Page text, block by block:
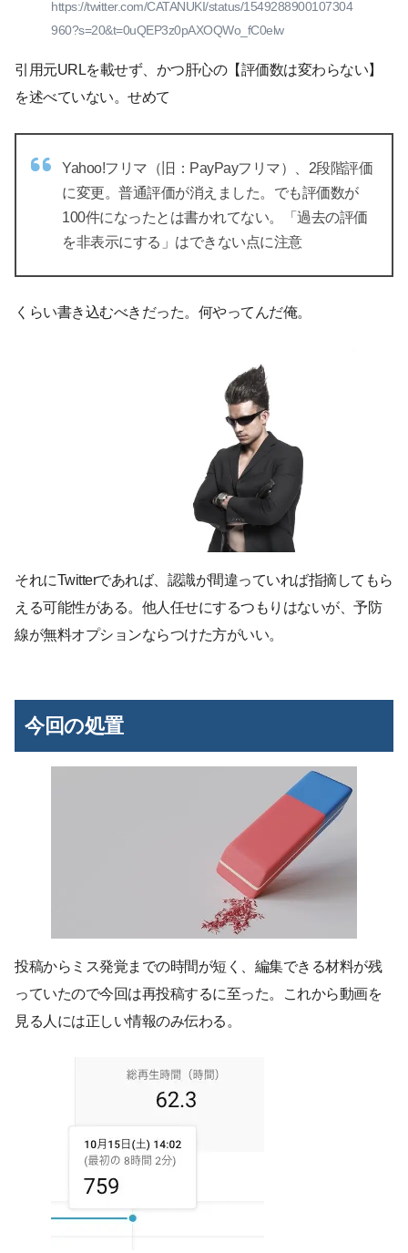
https://twitter.com/CATANUKI/status/1549288900107304
960?s=20&t=0uQEP3z0pAXOQWo_fC0elw
引用元URLを載せず、かつ肝心の【評価数は変わらない】
を述べていない。せめて
Yahoo!フリマ（旧：PayPayフリマ）、2段階評価
に変更。普通評価が消えました。でも評価数が
100件になったとは書かれてない。「過去の評価
を非表示にする」はできない点に注意
くらい書き込むべきだった。何やってんだ俺。
それにTwitterであれば、認識が間違っていれば指摘してもら
える可能性がある。他人任せにするつもりはないが、予防
線が無料オプションならつけた方がいい。
今回の処置
投稿からミス発覚までの時間が短く、編集できる材料が残
っていたので今回は再投稿するに至った。これから動画を
見る人には正しい情報のみ伝わる。